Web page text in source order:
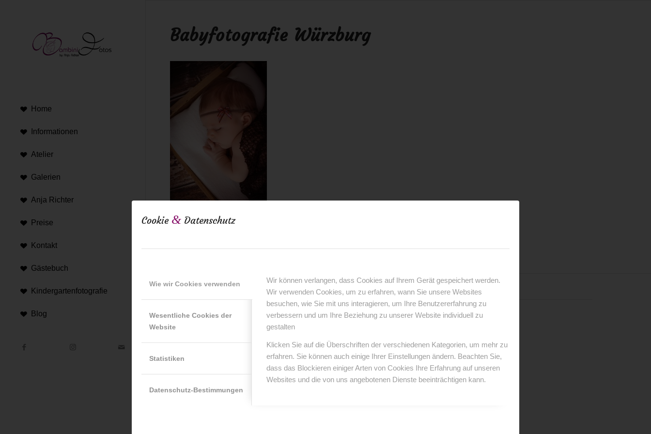
Cookie & Datenschutz
Wie wir Cookies verwenden
Wesentliche Cookies der
Website
Statistiken
Datenschutz-Bestimmungen
Wir können verlangen, dass Cookies auf Ihrem Gerät gespeichert werden.
Wir verwenden Cookies, um zu erfahren, wann Sie unsere Websites
besuchen, wie Sie mit uns interagieren, um Ihre Benutzererfahrung zu
verbessern und um Ihre Beziehung zu unserer Website individuell zu
gestalten
Klicken Sie auf die Überschriften der verschiedenen Kategorien, um mehr zu
erfahren. Sie können auch einige Ihrer Einstellungen ändern. Beachten Sie,
dass das Blockieren einiger Arten von Cookies Ihre Erfahrung auf unseren
Websites und die von uns angebotenen Dienste beeinträchtigen kann.
Home
Informationen
Atelier
Galerien
Anja Richter
Preise
Kontakt
Gästebuch
Kindergartenfotografie
Blog
Babyfotografie Würzburg
0
KOMMENTARE
An der Diskussion beteiligen?
Hinterlasse uns deinen Kommentar!